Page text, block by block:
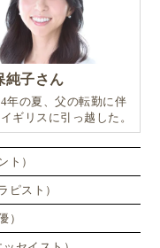
いもあったのだと
解も、現地にいれ
親子留学＆ホーム
中の食事編
師宅ホームステイ
ます！ お楽しみ
純子さん
年の夏、父の転勤に伴
ギリスに引っ越した。
ト）
ピスト）
）